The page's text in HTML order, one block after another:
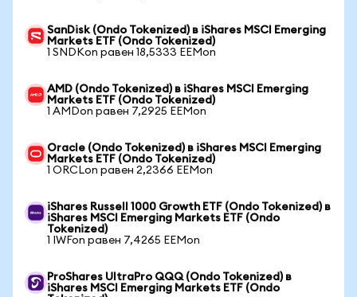
SanDisk (Ondo Tokenized) в iShares MSCI Emerging
Markets ETF (Ondo Tokenized)
1 SNDKon равен 18,5333 EEMon
AMD (Ondo Tokenized) в iShares MSCI Emerging
Markets ETF (Ondo Tokenized)
1 AMDon равен 7,2925 EEMon
Oracle (Ondo Tokenized) в iShares MSCI Emerging
Markets ETF (Ondo Tokenized)
1 ORCLon равен 2,2366 EEMon
iShares Russell 1000 Growth ETF (Ondo Tokenized) в
iShares MSCI Emerging Markets ETF (Ondo
Tokenized)
1 IWFon равен 7,4265 EEMon
ProShares UltraPro QQQ (Ondo Tokenized) в
iShares MSCI Emerging Markets ETF (Ondo